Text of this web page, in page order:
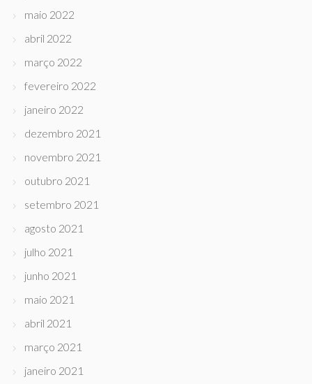
maio 2022
abril 2022
março 2022
fevereiro 2022
janeiro 2022
dezembro 2021
novembro 2021
outubro 2021
setembro 2021
agosto 2021
julho 2021
junho 2021
maio 2021
abril 2021
março 2021
janeiro 2021